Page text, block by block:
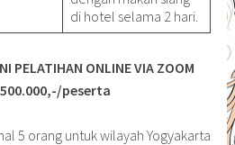
di hotel selama 2 hari.
PELATIHAN ONLINE VIA ZOOM
peserta
5 orang untuk wilayah Yogyakarta